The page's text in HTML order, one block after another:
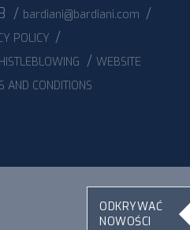
ODKRYWAĆ
NOWOŚCI
/ bardiani@bardiani.com /
POLICY /
/ WEBSITE
AND CONDITIONS